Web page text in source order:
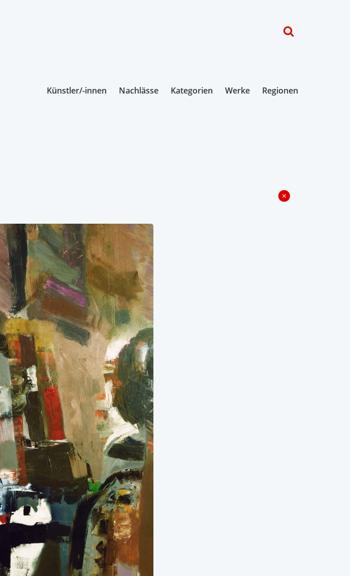
Künstler/-innen Nachlässe Kategorien Werke Regionen